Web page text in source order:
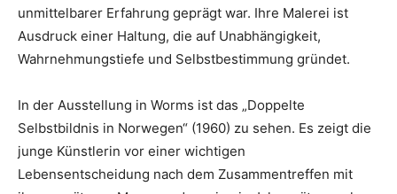
unmittelbarer Erfahrung geprägt war. Ihre Malerei ist
Ausdruck einer Haltung, die auf Unabhängigkeit,
Wahrnehmungstiefe und Selbstbestimmung gründet.
In der Ausstellung in Worms ist das „Doppelte
Selbstbildnis in Norwegen“ (1960) zu sehen. Es zeigt die
junge Künstlerin vor einer wichtigen
Lebensentscheidung nach dem Zusammentreffen mit